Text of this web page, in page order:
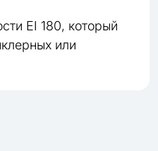
EI 180, который
или